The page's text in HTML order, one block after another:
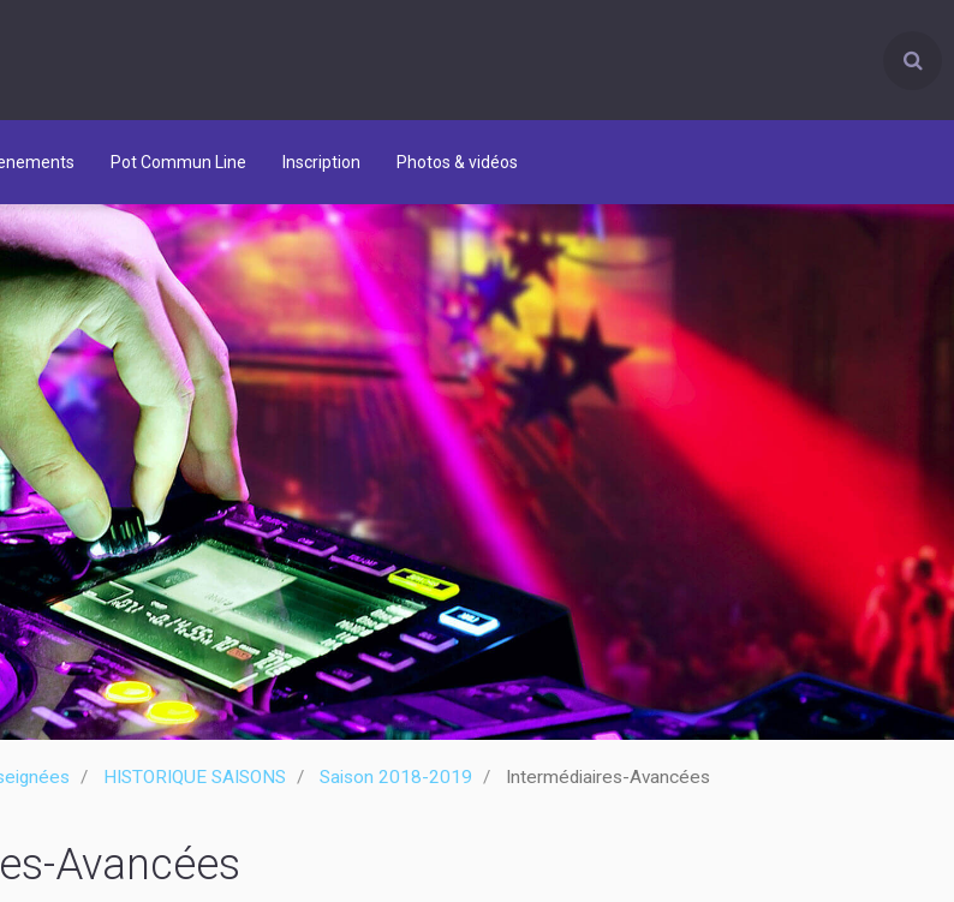
Pot Commun Line Inscription Photos & vidéos
HISTORIQUE SAISONS Saison 2018-2019 Intermédiaires-Avancées
Avancées